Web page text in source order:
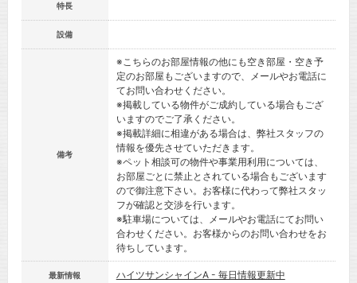
特長
設備
備考
※こちらのお部屋情報の他にも空き部屋・空き予
定のお部屋もございますので、メールやお電話に
てお問い合わせください。
※掲載している物件がご成約している場合もござ
いますのでご了承ください。
※掲載詳細に相違がある場合は、弊社スタッフの
情報を優先させていただきます。
※ペット相談可の物件や事業用利用については、
お部屋ごとに禁止とされている場合もございます
ので御注意下さい。お客様に代わって弊社スタッ
フが確認と交渉を行います。
※駐車場については、メールやお電話にてお問い
合わせください。お客様からのお問い合わせをお
待ちしています。
最新情報 ハイツサンシャインA - 毎日情報更新中